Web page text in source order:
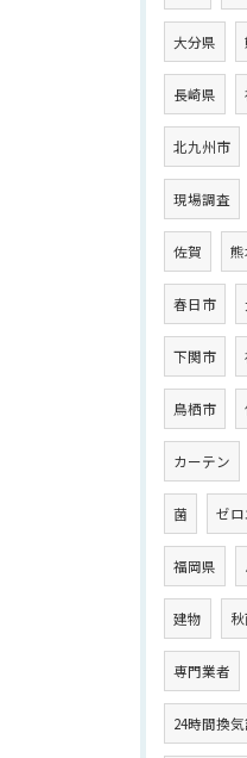
大分県
長崎県
北九州市
現場調査
佐賀 熊
春日市
下関市
鳥栖市
カーテン
菌 ゼ
福岡県
建物
専門業者
24時間換